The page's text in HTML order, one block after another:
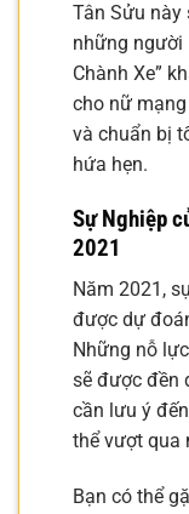
Tân Sửu này
những người
Chành Xe”
cho nữ
và chuẩn bị
hứa hẹn.
Sự Nghiệp
2021
Năm 2021,
được dự
Những nỗ
sẽ được đền
cần lưu ý
thể vượt qua
Bạn có thể